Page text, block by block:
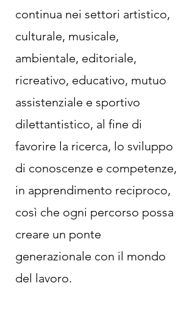
continua nei settori artistico,
culturale, musicale,
ambientale, editoriale,
ricreativo, educativo, mutuo
assistenziale e sportivo
dilettantistico, al fine di
favorire la ricerca, lo sviluppo
di conoscenze e competenze,
in apprendimento reciproco,
così che ogni percorso possa
creare un ponte
generazionale con il mondo
del lavoro.